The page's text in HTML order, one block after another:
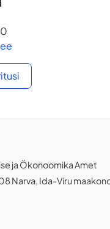
ja Ökonoomika Amet
Narva, Ida-Viru